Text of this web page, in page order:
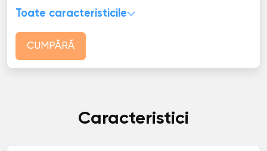
Toate caracteristicile
CUMPĂRĂ
Caracteristici